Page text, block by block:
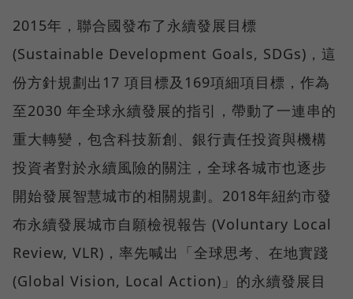
2015年，聯合國發布了永續發展目標
(Sustainable Development Goals, SDGs)，這
份方針規劃出17 項目標及169項細項目標，作為
至2030 年全球永續發展的指引，帶動了一連串的
重大轉變，包含科技新創、銀行責任投資與機構
投資者對於永續風險的關注，全球各城市也逐步
開始發展智慧城市的相關規劃。2018年紐約市發
布永續發展城市自願檢視報告 (Voluntary Local
Review, VLR)，率先喊出「全球思考、在地實踐
(Global Vision, Local Action)」的永續發展目